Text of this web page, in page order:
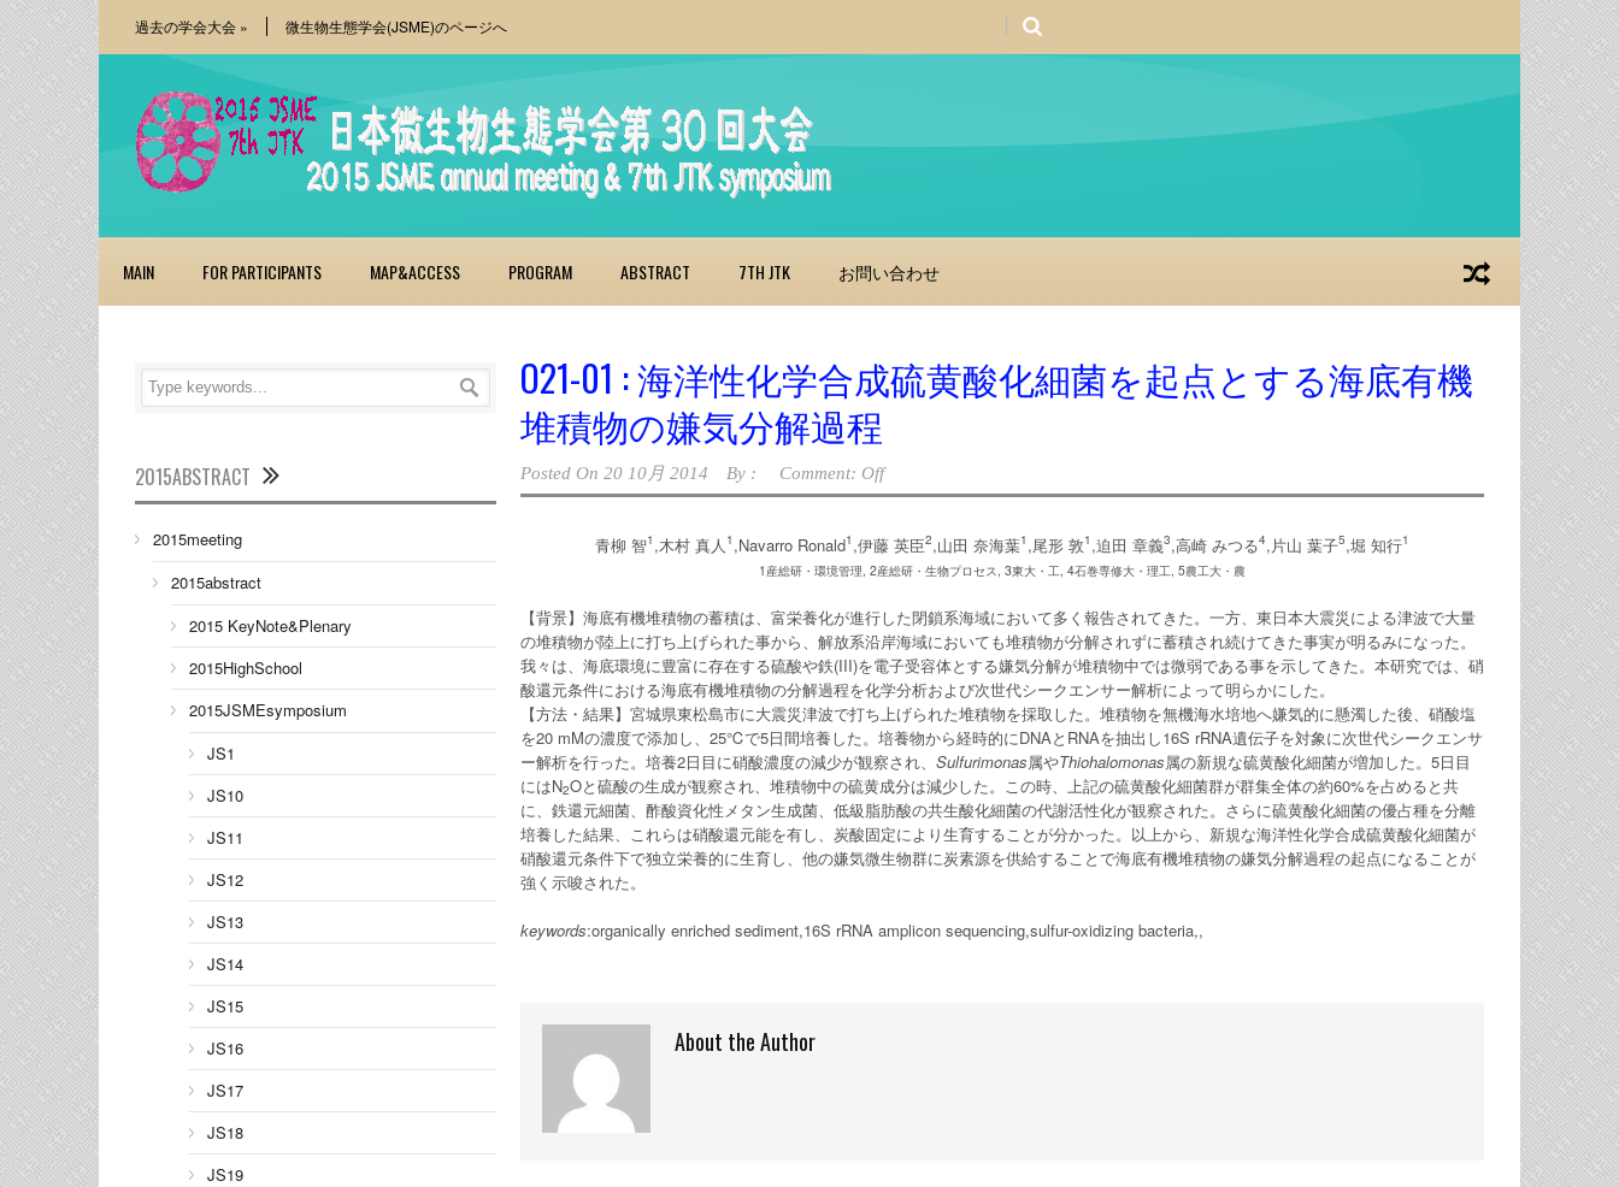
過去の学会大会 » 微生物生態学会(JSME)のページへ
MAIN FOR PARTICIPANTS MAP&ACCESS PROGRAM ABSTRACT 7TH JTK お問い合わせ
O21-01 : 海洋性化学合成硫黄酸化細菌を起点とする海底有機
堆積物の嫌気分解過程
Posted On 20 10月 2014 By : Comment: Off
青柳 智1 ,木村 真人 1 ,Navarro Ronald1 ,伊藤 英臣2,山田 奈海葉1 ,尾形 敦1 ,迫田 章義3,高崎 みつる4,片山 葉子5,堀 知行1
1産総研・環境管理, 2産総研・生物プロセス, 3東大・工, 4石巻専修大・理工, 5農工大・農
【背景】海底有機堆積物の蓄積は、富栄養化が進行した閉鎖系海域において多く報告されてきた。一方、東日本大震災による津波で大量
の堆積物が陸上に打ち上げられた事から、解放系沿岸海域においても堆積物が分解されずに蓄積され続けてきた事実が明るみになった。
我々は、海底環境に豊富に存在する硫酸や鉄(III)を電子受容体とする嫌気分解が堆積物中では微弱である事を示してきた。本研究では、硝
酸還元条件における海底有機堆積物の分解過程を化学分析および次世代シークエンサー解析によって明らかにした。
【方法・結果】宮城県東松島市に大震災津波で打ち上げられた堆積物を採取した。堆積物を無機海水培地へ嫌気的に懸濁した後、硝酸塩
を20 mMの濃度で添加し、25℃で5日間培養した。培養物から経時的にDNAとRNAを抽出し16S rRNA遺伝子を対象に次世代シークエンサ
ー解析を行った。培養2日目に硝酸濃度の減少が観察され、 Sulfurimonas属やThiohalomonas属の新規な硫黄酸化細菌が増加した。5日目
にはN2Oと硫酸の生成が観察され、堆積物中の硫黄成分は減少した。この時、上記の硫黄酸化細菌群が群集全体の約60%を占めると共
に、鉄還元細菌、酢酸資化性メタン生成菌、低級脂肪酸の共生酸化細菌の代謝活性化が観察された。さらに硫黄酸化細菌の優占種を分離
培養した結果、これらは硝酸還元能を有し、炭酸固定により生育することが分かった。以上から、新規な海洋性化学合成硫黄酸化細菌が
硝酸還元条件下で独立栄養的に生育し、他の嫌気微生物群に炭素源を供給することで海底有機堆積物の嫌気分解過程の起点になることが
強く示唆された。
keywords:organically enriched sediment,16S rRNA amplicon sequencing,sulfur-oxidizing bacteria,,
About the Author
2015ABSTRACT
2015meeting
2015abstract
2015 KeyNote&Plenary
2015HighSchool
2015JSMEsymposium
JS1
JS10
JS11
JS12
JS13
JS14
JS15
JS16
JS17
JS18
JS19